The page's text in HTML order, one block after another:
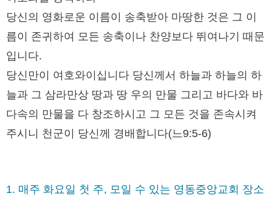
당신의 영화로운 이름이 송축받아 마땅한 것은 그 이
름이 존귀하여 모든 송축이나 찬양보다 뛰여나기 때문
입니다.
당신만이 여호와이십니다 당신께서 하늘과 하늘의 하
늘과 그 삼라만상 땅과 땅 우의 만물 그리고 바다와 바
다속의 만물을 다 창조하시고 그 모든 것을 존속시켜
주시니 천군이 당신께 경배합니다(느9:5-6)
1. 매주 화요일 첫 주, 모일 수 있는 영동중앙교회 장소